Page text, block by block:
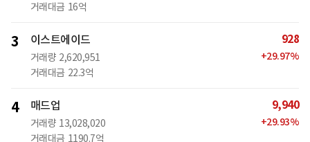
거래대금 16억
3 이스트에이드
거래량 2,620,951
거래대금 22.3억
928
+29.97%
4 매드업
거래량 13,028,020
거래대금 1190.7억
9,940
+29.93%